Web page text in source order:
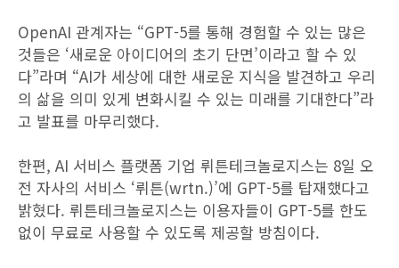
OpenAI 관계자는 “GPT-5를 통해 경험할 수 있는 많은
것들은 ‘새로운 아이디어의 초기 단면’이라고 할 수 있
다”라며 “AI가 세상에 대한 새로운 지식을 발견하고 우리
의 삶을 의미 있게 변화시킬 수 있는 미래를 기대한다”라
고 발표를 마무리했다.
한편, AI 서비스 플랫폼 기업 뤼튼테크놀로지스는 8일 오
전 자사의 서비스 ‘뤼튼(wrtn.)’에 GPT-5를 탑재했다고
밝혔다. 뤼튼테크놀로지스는 이용자들이 GPT-5를 한도
없이 무료로 사용할 수 있도록 제공할 방침이다.